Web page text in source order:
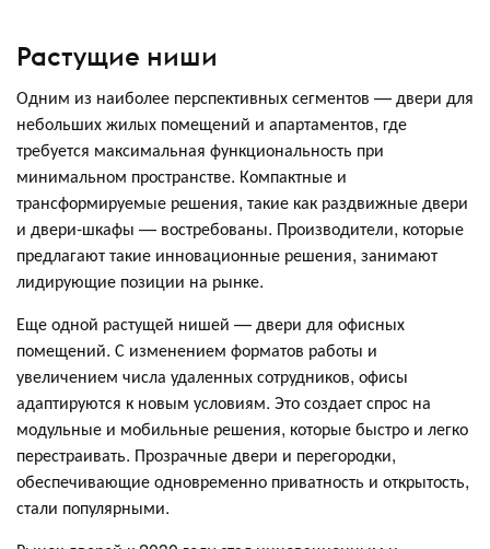
Растущие ниши
Одним из наиболее перспективных сегментов — двери для
небольших жилых помещений и апартаментов, где
требуется максимальная функциональность при
минимальном пространстве. Компактные и
трансформируемые решения, такие как раздвижные двери
и двери-шкафы — востребованы. Производители, которые
предлагают такие инновационные решения, занимают
лидирующие позиции на рынке.
Еще одной растущей нишей — двери для офисных
помещений. С изменением форматов работы и
увеличением числа удаленных сотрудников, офисы
адаптируются к новым условиям. Это создает спрос на
модульные и мобильные решения, которые быстро и легко
перестраивать. Прозрачные двери и перегородки,
обеспечивающие одновременно приватность и открытость,
стали популярными.